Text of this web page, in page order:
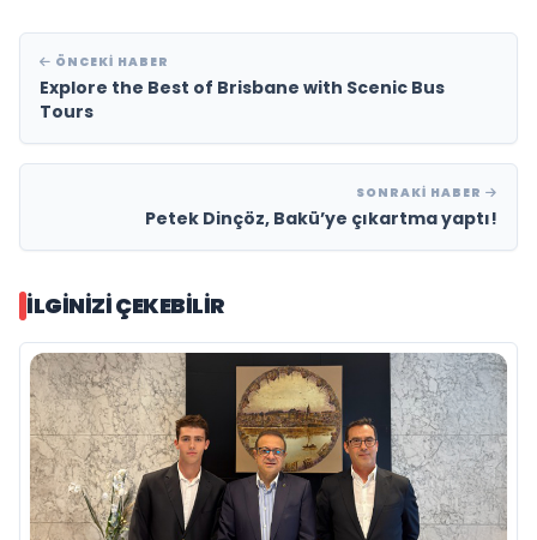
ÖNCEKI HABER
Explore the Best of Brisbane with Scenic Bus
Tours
SONRAKI HABER
Petek Dinçöz, Bakü’ye çıkartma yaptı!
İLGINIZI ÇEKEBILIR